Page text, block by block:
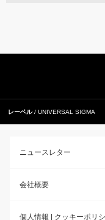
レーベル UNIVERSAL SIGMA
ニュースレター
会社概要
個人情報 | クッキーポリ